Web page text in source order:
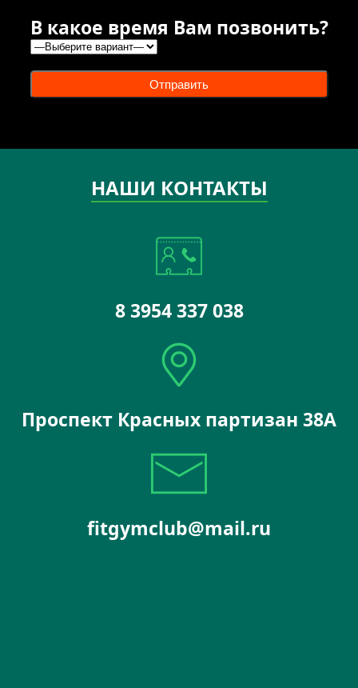
В какое время Вам позвонить?
Отправить
НАШИ КОНТАКТЫ
8 3954 337 038
Проспект Красных партизан 38А
fitgymclub@mail.ru